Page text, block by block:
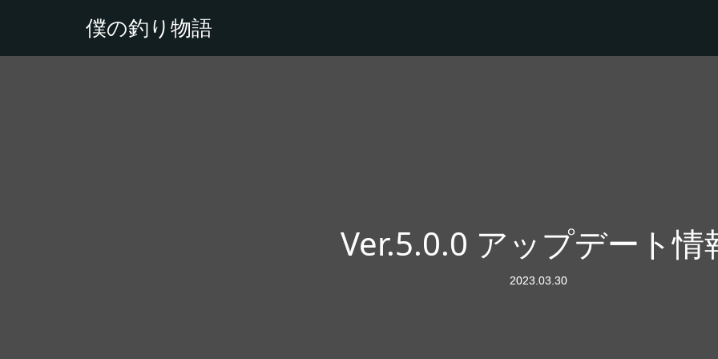
僕の釣り物語
Ver.5.0.0 アップデート情
2023.03.30